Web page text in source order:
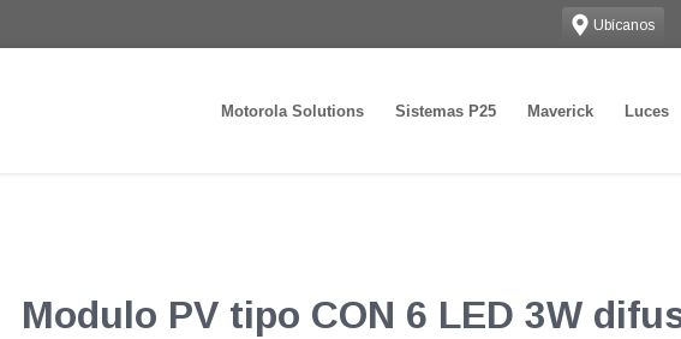
Ubícanos
Motorola Solutions Sistemas P25 Maverick Luces
Modulo PV tipo CON 6 LED 3W